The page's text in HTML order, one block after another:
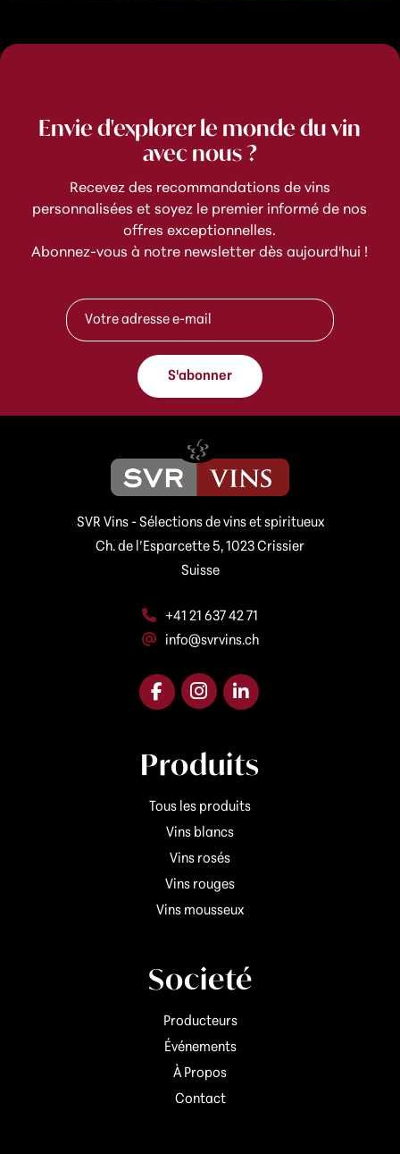
Envie d'explorer le monde du vin
avec nous ?
Recevez des recommandations de vins
personnalisées et soyez le premier informé de nos
offres exceptionnelles.
Abonnez-vous à notre newsletter dès aujourd'hui !
e
s
s
e
A
e
s
s
e
A
d
r
e
s
e
A
d
r
*
S'abonner
SVR Vins - Sélections de vins et spiritueux
Ch. de l’Esparcette 5, 1023 Crissier
Suisse
+41 21 637 42 71
info@svrvins.ch
Produits
Tous les produits
Vins blancs
Vins rosés
Vins rouges
Vins mousseux
Societé
Producteurs
Événements
À Propos
Contact